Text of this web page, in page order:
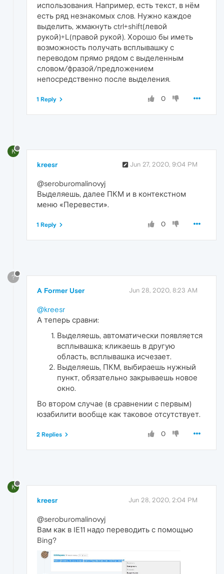
использования. Например, есть текст, в нём
есть ряд незнакомых слов. Нужно каждое
выделить, жмакнуть ctrl+shift(левой
рукой)+L(правой рукой). Хорошо бы иметь
возможность получать всплывашку с
переводом прямо рядом с выделенным
словом/фразой/предложением
непосредственно после выделения.
0
1 Reply
K
kreesr Jun 27, 2020, 9:04 PM
@seroburomalinovyj
Выделяешь, далее ПКМ и в контекстном
меню «Перевести».
0
1 Reply
?
A Former User Jun 28, 2020, 8:23 AM
@kreesr
А теперь сравни:
Выделяешь, автоматически появляется
всплывашка; кликаешь в другую
область, всплывашка исчезает.
Выделяешь, ПКМ, выбираешь нужный
пункт, обязательно закрываешь новое
окно.
Во втором случае (в сравнении с первым)
юзабилити вообще как таковое отсутствует.
0
2 Replies
K
kreesr Jun 28, 2020, 2:04 PM
@seroburomalinovyj
Вам как в IE11 надо переводить с помощью
Bing?